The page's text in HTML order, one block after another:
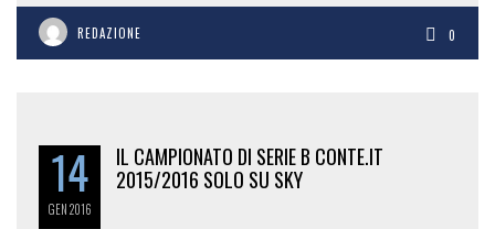
REDAZIONE 0
14
GEN2016
IL CAMPIONATO DI SERIE B CONTE.IT
2015/2016 SOLO SU SKY